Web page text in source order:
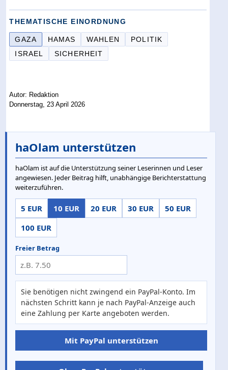
THEMATISCHE EINORDNUNG
GAZA HAMAS WAHLEN
POLITIK
ISRAEL
SICHERHEIT
Autor: Redaktion
Donnerstag, 23 April 2026
haOlam unterstützen
haOlam ist auf die Unterstützung seiner Leserinnen und Leser
angewiesen. Jeder Beitrag hilft, unabhängige Berichterstattung
weiterzuführen.
5 EUR 10 EUR 20 EUR 30 EUR
50 EUR
100 EUR
Freier Betrag
Sie benötigen nicht zwingend ein PayPal-Konto. Im
nächsten Schritt kann je nach PayPal-Anzeige auch
eine Zahlung per Karte angeboten werden.
Mit PayPal unterstützen